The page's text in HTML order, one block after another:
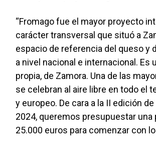
“Fromago fue el mayor proyecto
carácter transversal que situó a
espacio de referencia del queso y
a nivel nacional e internacional. Es
propia, de Zamora. Una de las
se celebran al aire libre en todo el
y europeo. De cara a la II edición
2024, queremos presupuestar una
25.000 euros para comenzar con